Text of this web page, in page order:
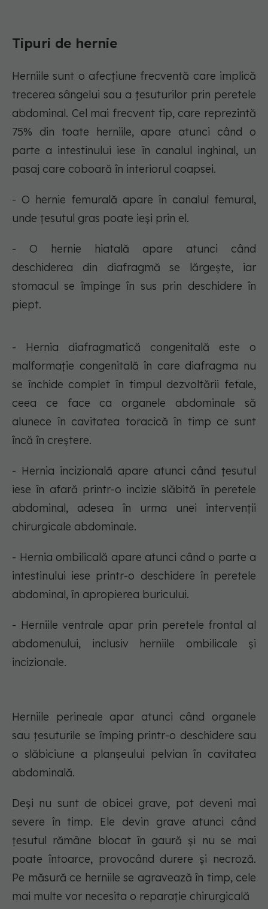
Tipuri de hernie
Herniile sunt o afecțiune frecventă care implică
trecerea sângelui sau a țesuturilor prin peretele
abdominal. Cel mai frecvent tip, care reprezintă
75% din toate herniile, apare atunci când o
parte a intestinului iese în canalul inghinal, un
pasaj care coboară în interiorul coapsei.
- O hernie femurală apare în canalul femural,
unde țesutul gras poate ieși prin el.
- O hernie hiatală apare atunci când
deschiderea din diafragmă se lărgește, iar
stomacul se împinge în sus prin deschidere în
piept.
- Hernia diafragmatică congenitală este o
malformație congenitală în care diafragma nu
se închide complet în timpul dezvoltării fetale,
ceea ce face ca organele abdominale să
alunece în cavitatea toracică în timp ce sunt
încă în creștere.
- Hernia incizională apare atunci când țesutul
iese în afară printr-o incizie slăbită în peretele
abdominal, adesea în urma unei intervenții
chirurgicale abdominale.
- Hernia ombilicală apare atunci când o parte a
intestinului iese printr-o deschidere în peretele
abdominal, în apropierea buricului.
- Herniile ventrale apar prin peretele frontal al
abdomenului, inclusiv herniile ombilicale și
incizionale.
Herniile perineale apar atunci când organele
sau țesuturile se împing printr-o deschidere sau
o slăbiciune a planșeului pelvian în cavitatea
abdominală.
Deși nu sunt de obicei grave, pot deveni mai
severe în timp. Ele devin grave atunci când
țesutul rămâne blocat în gaură și nu se mai
poate întoarce, provocând durere și necroză.
Pe măsură ce herniile se agravează în timp, cele
mai multe vor necesita o reparație chirurgicală